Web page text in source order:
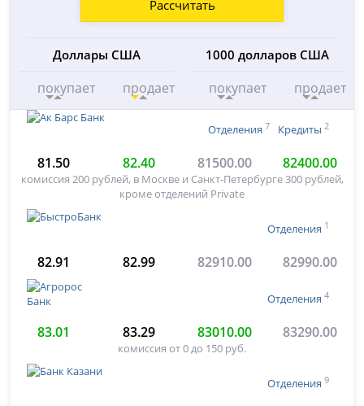
Рассчитать
Доллары США
покупает продает
1000 долларов США
покупает продает
Отделения 7 Кредиты 2
81.50 82.40 81500.00 82400.00
комиссия 200 рублей, в Москве и Санкт-Петербурге 300 рублей,
кроме отделений Private
Отделения 1
82.91 82.99 82910.00 82990.00
Отделения 4
83.01 83.29 83010.00 83290.00
комиссия от 0 до 150 руб.
Отделения 9